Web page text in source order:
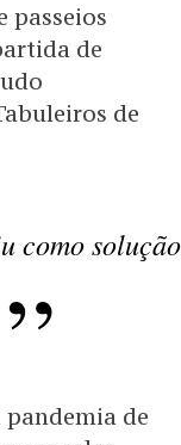
passeios
de
de
como solução
pandemia de